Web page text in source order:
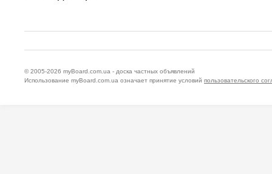
© 2005-2026 myBoard.com.ua - доска частных объявлений
Использование myBoard.com.ua означает принятие условий пользовательского